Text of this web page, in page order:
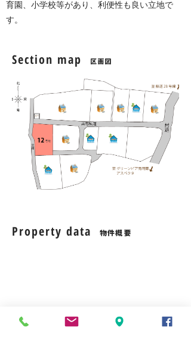
育園、小学校等があり、利便性も良い立地で
す。
Section map 区画図
Property data 物件概要